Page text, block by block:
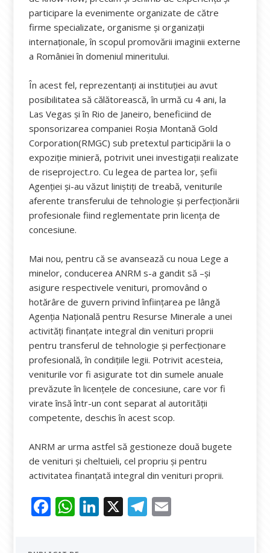
participare la evenimente organizate de către
firme specializate, organisme şi organizaţii
internaţionale, în scopul promovării imaginii externe
a României în domeniul mineritului.
În acest fel, reprezentanți ai instituției au avut
posibilitatea să călătorească, în urmă cu 4 ani, la
Las Vegas și în Rio de Janeiro, beneficiind de
sponsorizarea companiei Roșia Montană Gold
Corporation(RMGC) sub pretextul participării la o
expoziție minieră, potrivit unei investigații realizate
de riseproject.ro. Cu legea de partea lor, șefii
Agenției și-au văzut liniștiți de treabă, veniturile
aferente transferului de tehnologie și perfecționării
profesionale fiind reglementate prin licența de
concesiune.
Mai nou, pentru că se avansează cu noua Lege a
minelor, conducerea ANRM s-a gandit să –și
asigure respectivele venituri, promovând o
hotărâre de guvern privind înfiinţarea pe lângă
Agenţia Naţională pentru Resurse Minerale a unei
activităţi finanţate integral din venituri proprii
pentru transferul de tehnologie şi perfecţionare
profesională, în condiţiile legii. Potrivit acesteia,
veniturile vor fi asigurate tot din sumele anuale
prevăzute în licenţele de concesiune, care vor fi
virate însă într-un cont separat al autorităţii
competente, deschis în acest scop.
ANRM ar urma astfel să gestioneze două bugete
de venituri și cheltuieli, cel propriu și pentru
activitatea finanţată integral din venituri proprii.
F
e
W
at
Li X T